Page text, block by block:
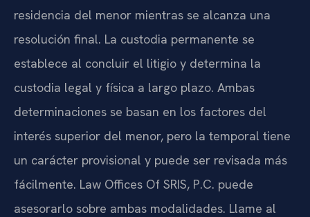
residencia del menor mientras se alcanza una
resolución final. La custodia permanente se
establece al concluir el litigio y determina la
custodia legal y física a largo plazo. Ambas
determinaciones se basan en los factores del
interés superior del menor, pero la temporal tiene
un carácter provisional y puede ser revisada más
fácilmente. Law Offices Of SRIS, P.C. puede
asesorarlo sobre ambas modalidades. Llame al